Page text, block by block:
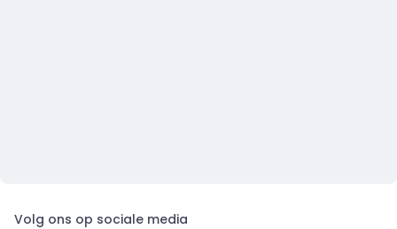
Volg ons op sociale media